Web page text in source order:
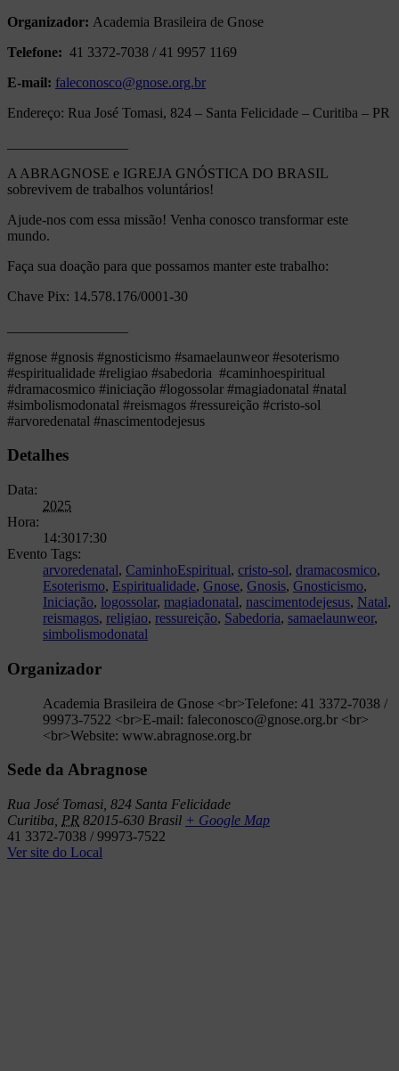
Organizador: Academia Brasileira de Gnose
Telefone: 41 3372-7038 / 41 9957 1169
E-mail: faleconosco@gnose.org.br
Endereço: Rua José Tomasi, 824 – Santa Felicidade – Curitiba – PR
A ABRAGNOSE e IGREJA GNÓSTICA DO BRASIL
sobrevivem de trabalhos voluntários!
Ajude-nos com essa missão! Venha conosco transformar este
mundo.
Faça sua doação para que possamos manter este trabalho:
Chave Pix: 14.578.176/0001-30
#gnose #gnosis #gnosticismo #samaelaunweor #esoterismo
#espiritualidade #religiao #sabedoria #caminhoespiritual
#dramacosmico #iniciação #logossolar #magiadonatal #natal
#simbolismodonatal #reismagos #ressureição #cristo-sol
#arvoredenatal #nascimentodejesus
Detalhes
Data:
2025
Hora:
14:3017:30
Evento Tags:
arvoredenatal, CaminhoEspiritual, cristo-sol, dramacosmico,
Esoterismo, Espiritualidade, Gnose, Gnosis, Gnosticismo,
Iniciação, logossolar, magiadonatal, nascimentodejesus, Natal,
reismagos, religiao, ressureição, Sabedoria, samaelaunweor,
simbolismodonatal
Organizador
Academia Brasileira de Gnose <br>Telefone: 41 3372-7038 /
99973-7522 <br>E-mail: faleconosco@gnose.org.br <br>
<br>Website: www.abragnose.org.br
Sede da Abragnose
Rua José Tomasi, 824 Santa Felicidade
Curitiba PR 82015-630 Brasil + Google Map
41 3372-7038 / 99973-7522
Ver site do Local